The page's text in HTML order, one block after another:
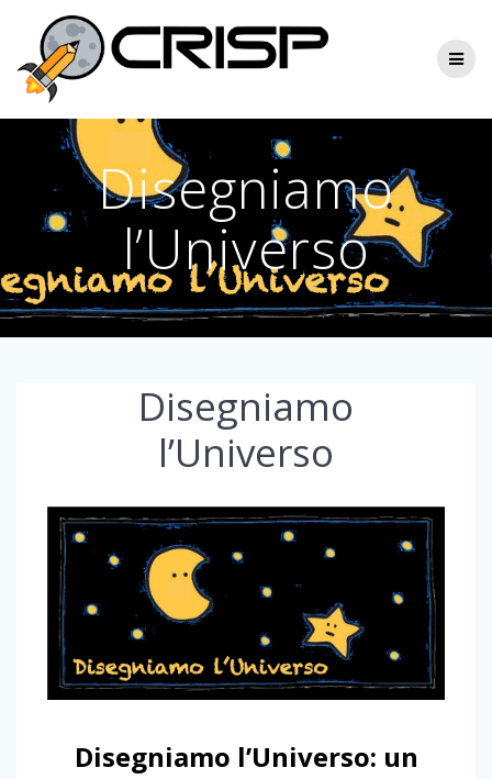
to
content
Disegniamo
l’Universo
Disegniamo
l’Universo
Disegniamo l’Universo: un